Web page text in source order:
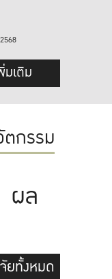
มเติม
ตกรรม
ผล
ยทั้งหมด